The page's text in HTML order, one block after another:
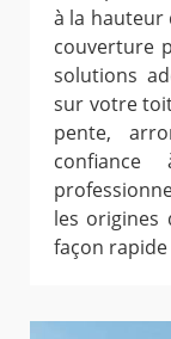
à la hauteur
couverture
solutions
sur votre
pente,
confiance
les origines
façon